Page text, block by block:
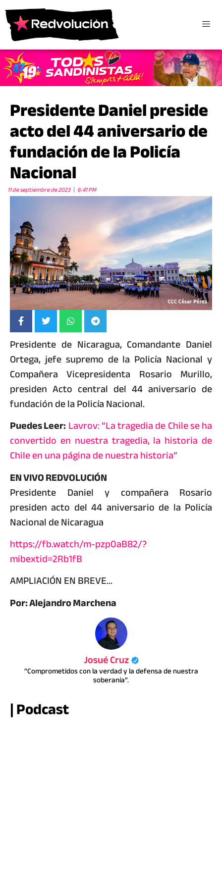
Presidente Daniel preside
acto del 44 aniversario de
fundación de la Policía
Nacional
11 de septiembre de 2023 6:41 PM
Presidente de Nicaragua, Comandante Daniel
Ortega, jefe supremo de la Policía Nacional y
Compañera Vicepresidenta Rosario Murillo,
presiden Acto central del 44 aniversario de
fundación de la Policía Nacional.
Puedes Leer:Lavrov: “La tragedia de Chile se ha
convertido en nuestra tragedia, la historia de
Chile en una página de nuestra historia”
EN VIVO REDVOLUCIÓN
Presidente Daniel y compañera Rosario
presiden acto del 44 aniversario de la Policía
Nacional de Nicaragua
https://fb.watch/m-pzp0aB82/?
mibextid=2Rb1fB
AMPLIACIÓN EN BREVE…
Por: Alejandro Marchena
Josué Cruz
“Comprometidos con la verdad y la defensa de nuestra
soberanía”.
| Podcast